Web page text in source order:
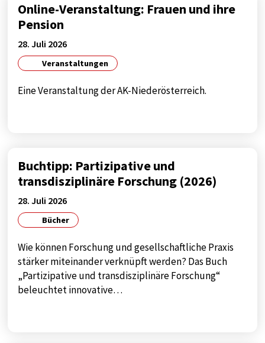
Online-Veranstaltung: Frauen und ihre
Pension
28. Juli 2026
Veranstaltungen
Eine Veranstaltung der AK-Niederösterreich.
Buchtipp: Partizipative und
transdisziplinäre Forschung (2026)
28. Juli 2026
Bücher
Wie können Forschung und gesellschaftliche Praxis
stärker miteinander verknüpft werden? Das Buch
„Partizipative und transdisziplinäre Forschung“
beleuchtet innovative…
Externe Medien
google
Anbieter: